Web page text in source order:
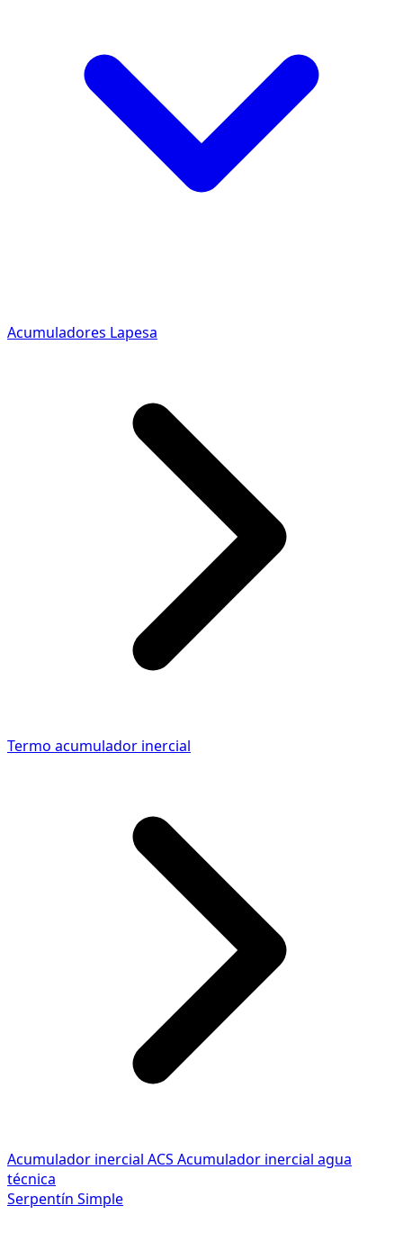
Acumuladores Lapesa
Termo acumulador inercial
Acumulador inercial ACS Acumulador inercial agua
técnica
Serpentín Simple